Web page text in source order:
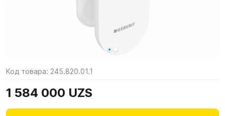
Код товара: 245.820.01.1
1 584 000 UZS